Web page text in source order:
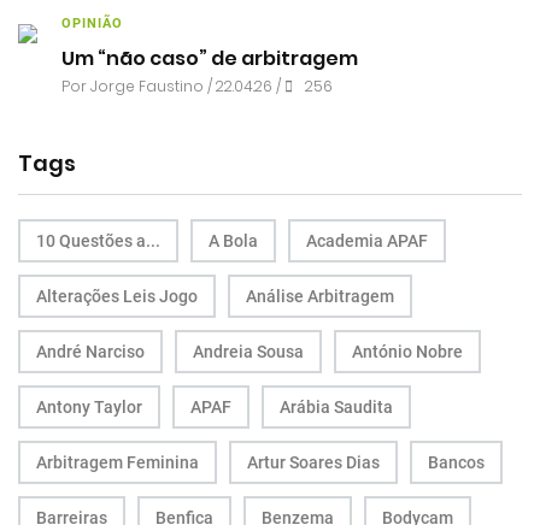
OPINIÃO
Um “não caso” de arbitragem
PorJorge Faustino / 22.04.26 / 256
Tags
10 Questões a... A Bola Academia APAF
Alterações Leis Jogo Análise Arbitragem
André Narciso Andreia Sousa António Nobre
Antony Taylor APAF Arábia Saudita
Arbitragem Feminina Artur Soares Dias Bancos
Barreiras Benfica Benzema Bodycam